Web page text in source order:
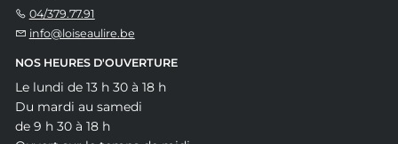
04/379.77.91
info@loiseaulire.be
NOS HEURES D'OUVERTURE
Le lundi de 13 h 30 à 18 h
Du mardi au samedi
de 9 h 30 à 18 h